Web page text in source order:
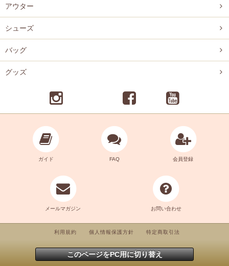
アウター
シューズ
バッグ
グッズ
ガイド FAQ 会員登録
メールマガジン お問い合わせ
利用規約 個人情報保護方針 特定商取引法
このページをPC用に切り替え